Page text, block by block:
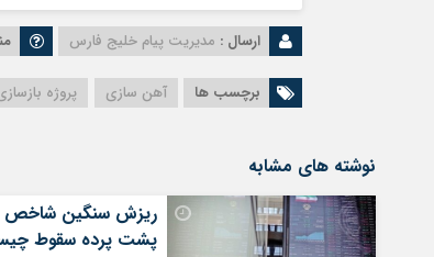
ارسال : مدیریت پیام خلیج فارس
برچسب ها آهن سازی پروژه
نوشته های مشابه
ریزش سنگین شاخص
پشت پرده سقوط